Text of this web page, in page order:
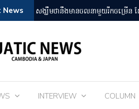
ពិព័រណ៌ EXPO 2025 នៅតំបន់Osaka
INTERVIEW COLUMN